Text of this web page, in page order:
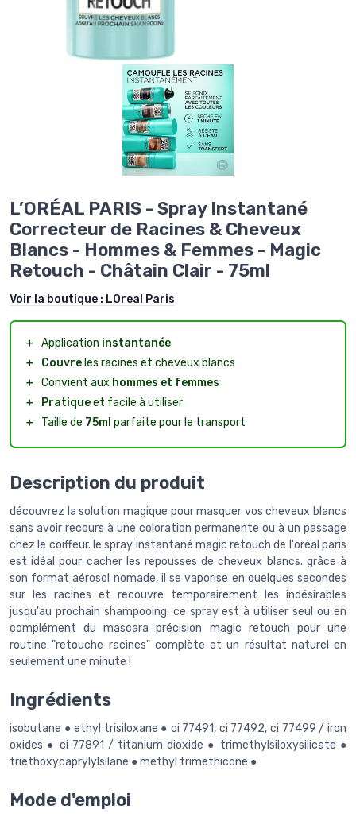
L’ORÉAL PARIS - Spray Instantané
Correcteur de Racines & Cheveux
Blancs - Hommes & Femmes - Magic
Retouch - Châtain Clair - 75ml
Voir la boutique : LOreal Paris
＋ Application instantanée
＋
Couvre les racines et cheveux blancs
＋ Convient aux hommes et femmes
＋
Pratiqueet facile à utiliser
＋
Taille de 75ml parfaite pour le transport
Description du produit
découvrez la solution magique pour masquer vos cheveux blancs
sans avoir recours à une coloration permanente ou à un passage
chez le coiffeur. le spray instantané magic retouch de l'oréal paris
est idéal pour cacher les repousses de cheveux blancs. grâce à
son format aérosol nomade, il se vaporise en quelques secondes
sur les racines et recouvre temporairement les indésirables
jusqu'au prochain shampooing. ce spray est à utiliser seul ou en
complément du mascara précision magic retouch pour une
routine "retouche racines" complète et un résultat naturel en
seulement une minute !
Ingrédients
isobutane ● ethyl trisiloxane ● ci 77491, ci 77492, ci 77499 / iron
oxides ● ci 77891 / titanium dioxide ● trimethylsiloxysilicate ●
triethoxycaprylylsilane ● methyl trimethicone ●
Mode d'emploi